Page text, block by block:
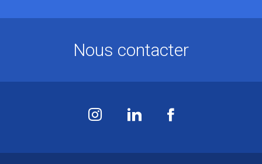
Nous contacter